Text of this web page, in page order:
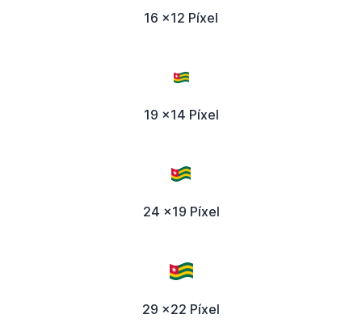
16 x12 Píxel
19 x14 Píxel
24 x19 Píxel
29 x22 Píxel